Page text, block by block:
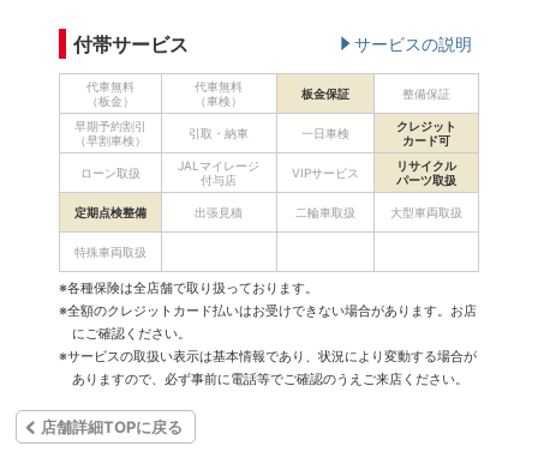
付帯サービス サービスの説明
代車無料
（板金）
代車無料
（車検）
板金保証 整備保証
早期予約割引
（早割車検）
引取・納車 一日車検
クレジット
カード可
ローン取扱
JALマイレージ
付与店
VIPサービス
リサイクル
パーツ取扱
定期点検整備 出張見積 二輪車取扱 大型車両取扱
特殊車両取扱
※各種保険は全店舗で取り扱っております。
※全額のクレジットカード払いはお受けできない場合があります。お店
にご確認ください。
※サービスの取扱い表示は基本情報であり、状況により変動する場合が
ありますので、必ず事前に電話等でご確認のうえご来店ください。
店舗詳細TOPに戻る